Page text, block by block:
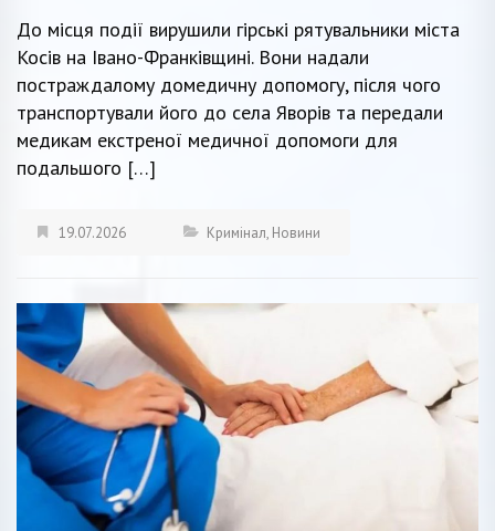
До місця події вирушили гірські рятувальники міста
Косів на Івано-Франківщині. Вони надали
постраждалому домедичну допомогу, після чого
транспортували його до села Яворів та передали
медикам екстреної медичної допомоги для
подальшого […]
19.07.2026 Кримінал, Новини